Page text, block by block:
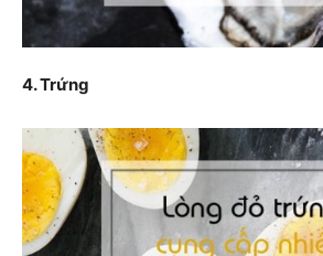
4. Trứng